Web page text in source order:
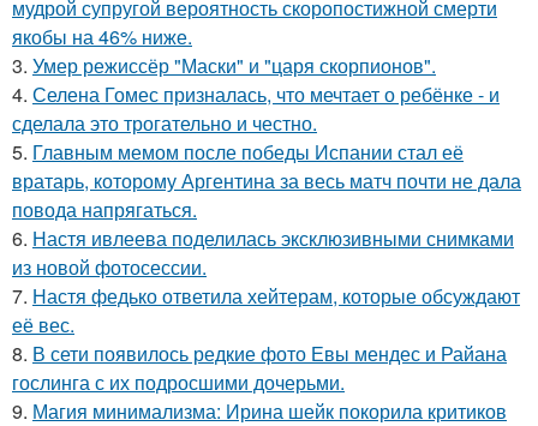
мудрой супругой вероятность скоропостижной смерти
якобы на 46% ниже.
3. Умер режиссёр "Маски" и "царя скорпионов".
4. Селена Гомес призналась, что мечтает о ребёнке - и
сделала это трогательно и честно.
5. Главным мемом после победы Испании стал её
вратарь, которому Аргентина за весь матч почти не дала
повода напрягаться.
6. Настя ивлеева поделилась эксклюзивными снимками
из новой фотосессии.
7. Настя федько ответила хейтерам, которые обсуждают
её вес.
8. В сети появилось редкие фото Евы мендес и Райана
гослинга с их подросшими дочерьми.
9. Магия минимализма: Ирина шейк покорила критиков